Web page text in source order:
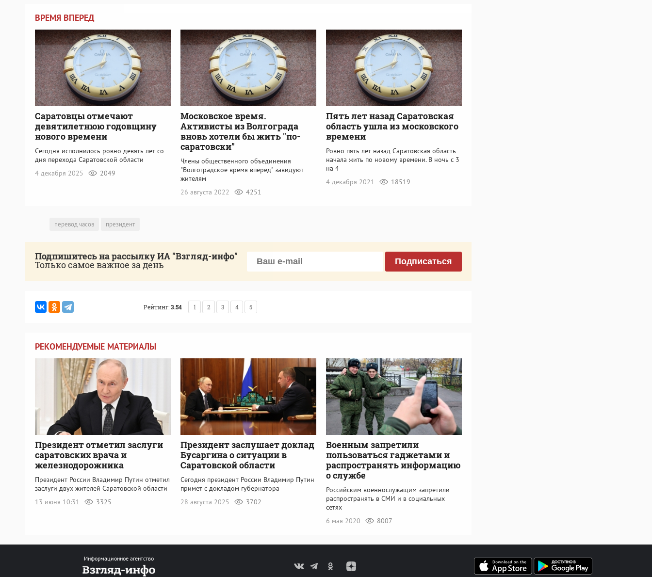
ВРЕМЯ ВПЕРЕД
Саратовцы отмечают
девятилетнюю годовщину
нового времени
Сегодня исполнилось ровно девять лет со
дня перехода Саратовской области
4 декабря 2025
2049
Московское время.
Активисты из Волгограда
вновь хотели бы жить "по-
саратовски"
Члены общественного объединения
"Волгоградское время вперед" завидуют
жителям
26 августа 2022
4251
Пять лет назад Саратовская
область ушла из московского
времени
Ровно пять лет назад Саратовская область
начала жить по новому времени. В ночь с 3
на 4
4 декабря 2021
18519
перевод часов президент
Подпишитесь на рассылку ИА "Взгляд-инфо"
Только самое важное за день Подписаться
Рейтинг:3.54 1 2 3 4 5
РЕКОМЕНДУЕМЫЕ МАТЕРИАЛЫ
Президент отметил заслуги
саратовских врача и
железнодорожника
Президент России Владимир Путин отметил
заслуги двух жителей Саратовской области
13 июня 10:31
3325
Президент заслушает доклад
Бусаргина о ситуации в
Саратовской области
Сегодня президент России Владимир Путин
примет с докладом губернатора
28 августа 2025
3702
Военным запретили
пользоваться гаджетами и
распространять информацию
о службе
Российским военнослужащим запретили
распространять в СМИ и в социальных
сетях
6 мая 2020
8007
Информационное агентство